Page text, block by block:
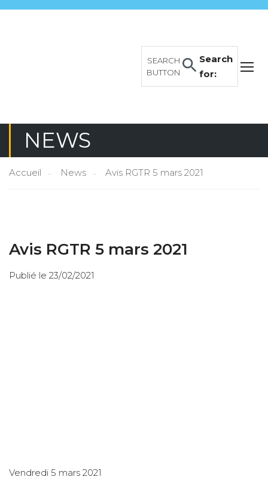
Search
for:
SEARCH
BUTTON
NEWS
Accueil News Avis RGTR 5 mars 2021
Avis RGTR 5 mars 2021
Publié le 23/02/2021
Vendredi 5 mars 2021